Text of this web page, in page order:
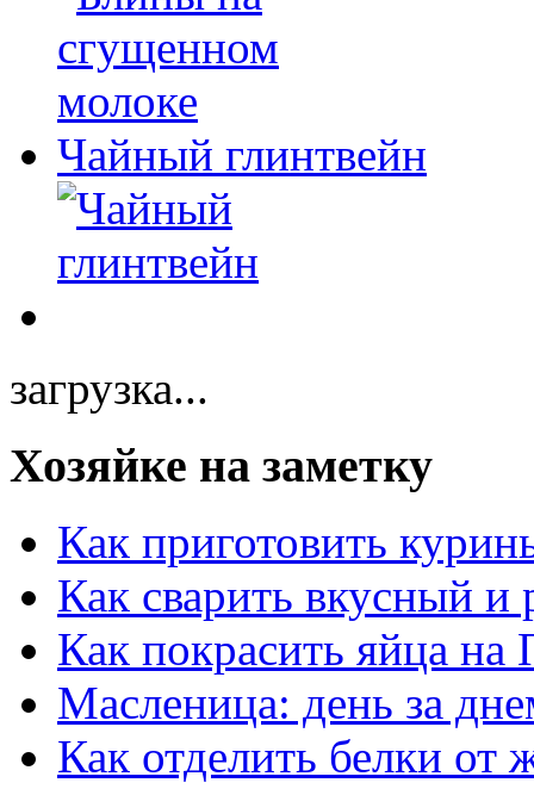
Чайный глинтвейн
загрузка...
Хозяйке на заметку
Как приготовить
Как сварить вкусный и
Как покрасить яйца на
Масленица: день за
Как отделить белки от